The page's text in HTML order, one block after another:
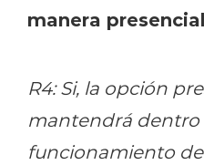
manera
R4: Si, la opción
mantendrá dentro
funcionamiento